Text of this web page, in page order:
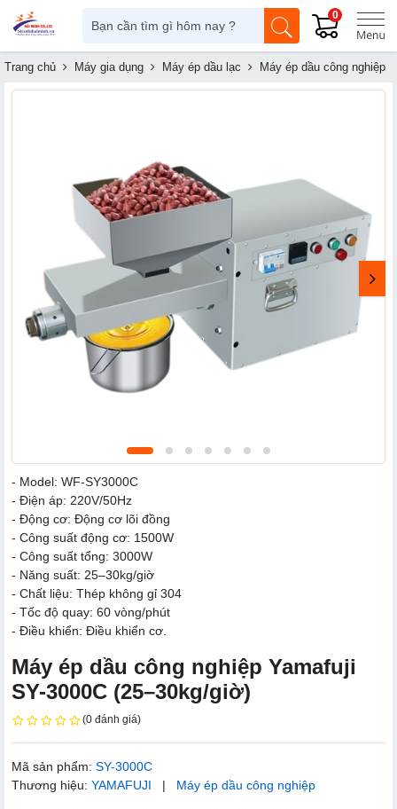
0
Trang chủ Máy gia dụng Máy ép dầu lạc Máy ép dầu công nghiệp
- Model: WF-SY3000C
- Điện áp: 220V/50Hz
- Động cơ: Động cơ lõi đồng
- Công suất động cơ: 1500W
- Công suất tổng: 3000W
- Năng suất: 25–30kg/giờ
- Chất liệu: Thép không gỉ 304
- Tốc độ quay: 60 vòng/phút
- Điều khiển: Điều khiển cơ.
Máy ép dầu công nghiệp Yamafuji
SY-3000C (25–30kg/giờ)
(0 đánh giá)
Mã sản phẩm: SY-3000C
Thương hiệu: YAMAFUJI | Máy ép dầu công nghiệp